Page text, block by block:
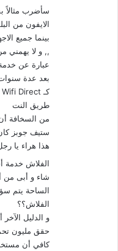
سأضرب مثالاً
الايفون من
بينما جميع
,, و لا يهمني
عبارة عن
بعد عدة
طريق النت
من السخافة
ستيف جوبز
هذا هراء يا
الفلاش خدمة
شاء و أبى من
الساحة يتم
الفلاش؟؟
و الدليل
حقق مليون
كافي أن